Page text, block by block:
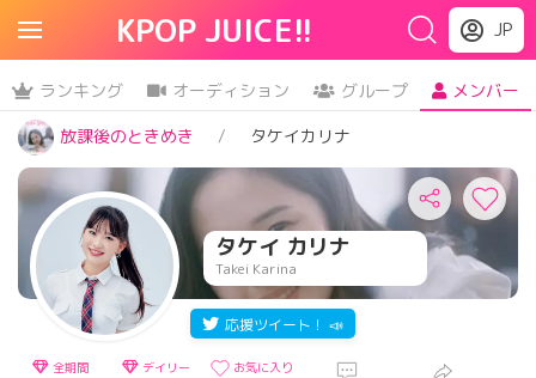
KPOP JUICE!! JP
ランキング オーディション グループ
メンバー
放課後のときめき
タケイカリナ
タケイ カリナ
Takei Karina
応援ツイート！ 📣
全期間 デイリー お気に入り